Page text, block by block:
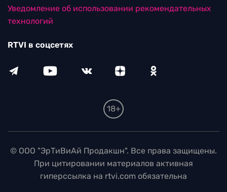
Уведомление об использовании рекомендательных
технологий
RTVI в соцсетях
18+
© ООО "ЭрТиВиАй Продакшн". Все права защищены.
При цитировании материалов активная
гиперссылка на rtvi.com обязательна